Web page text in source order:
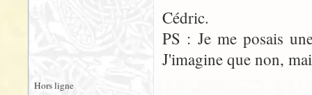
Cédric.
PS : Je me posais
J'imagine que non,
Hors ligne